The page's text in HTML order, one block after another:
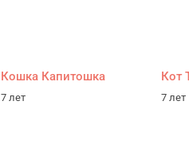
Кошка Капитошка
7 лет
Кот
7 лет